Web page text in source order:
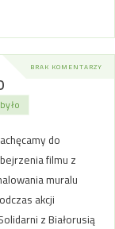
BRAK KOMENTARZY
do
filmu z
muralu
akcji
z Białorusią